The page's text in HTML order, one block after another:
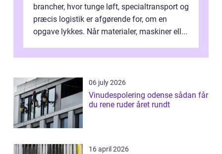
brancher, hvor tunge løft, specialtransport og
præcis logistik er afgørende for, om en
opgave lykkes. Når materialer, maskiner ell...
06 july 2026
Vinudespolering odense sådan får
du rene ruder året rundt
16 april 2026